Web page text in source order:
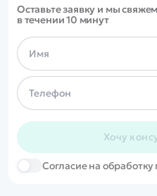
Оставьте заявку и мы
в течении 10 минут
Хочу
Cогласие на